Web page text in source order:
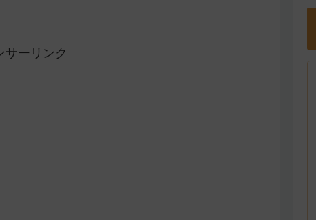
サーリンク